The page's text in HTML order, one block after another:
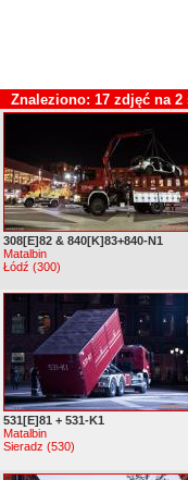
Znaleziono: 17 zdjęć na
308[E]82 & 840[K]83+840-N1
Matalbin
Łódź (300)
531[E]81 + 531-K1
Matalbin
Sieradz (530)